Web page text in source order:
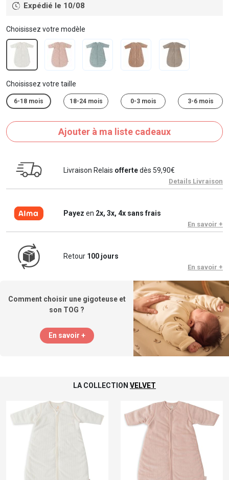
Expédié le 10/08
Choisissez votre modèle
Choisissez votre taille
6-18 mois 18-24 mois 0-3 mois 3-6 mois
Ajouter à ma liste cadeaux
Livraison Relais offertedès 59,90€
Details Livraison
Payez en 2x, 3x, 4x sans frais
En savoir +
Retour 100 jours
En savoir +
Comment choisir une gigoteuse et
son TOG ?
En savoir +
LA COLLECTION VELVET